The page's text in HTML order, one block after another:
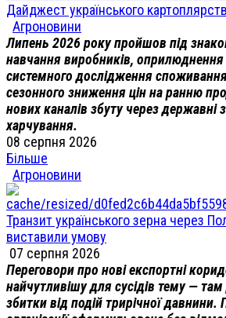
Дайджест українського
Агроновини
Липень 2026 року пройшов під
навчання виробників,
системного дослідження споживання
сезонного зниження цін на ранню
нових каналів збуту через державні
харчування.
08 серпня 2026
Більше
Агроновини
Транзит українського зерна через
виставили умову
07 серпня 2026
Переговори про нові експортні
найчутливішу для сусідів тему —
збитки від подій трирічної давнини.